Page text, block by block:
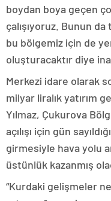
boydan boya geçen
çalışıyoruz. Bunun
bu bölgemiz için de
oluşturacaktır diye
Merkezi idare olarak
milyar liralık yatırım
Yılmaz, Çukurova
açılışı için gün
girmesiyle hava yolu
üstünlük kazanmış
“Kurdaki gelişmeler